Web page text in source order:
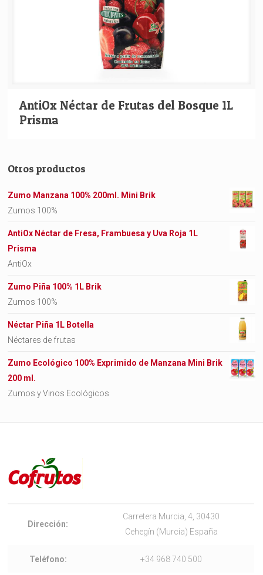
AntiOx Néctar de Frutas del Bosque 1L
Prisma
Otros productos
Zumo Manzana 100% 200ml. Mini Brik
Zumos 100%
AntiOx Néctar de Fresa, Frambuesa y Uva Roja 1L
Prisma
AntiOx
Zumo Piña 100% 1L Brik
Zumos 100%
Néctar Piña 1L Botella
Néctares de frutas
Zumo Ecológico 100% Exprimido de Manzana Mini Brik
200 ml.
Zumos y Vinos Ecológicos
Dirección:
Carretera Murcia, 4, 30430
Cehegín (Murcia) España
Teléfono: +34 968 740 500